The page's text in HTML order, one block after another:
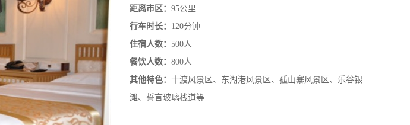
距离市区： 95公里
行车时长： 120分钟
住宿人数： 500人
餐饮人数： 800人
其他特色： 十渡风景区、东湖港风景区、孤山寨风景区、乐谷银
滩、誓言玻璃栈道等